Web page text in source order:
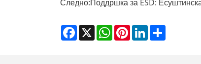
Следно:Поддршка за ESD:
Facebook
X WhatsApp
PinterestLinkedIn